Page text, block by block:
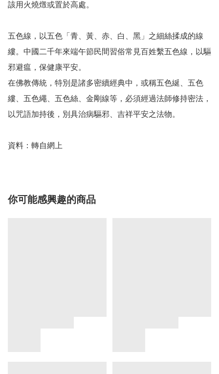
該用火燒燬或置於高處。
五色線，以五色「青、黃、赤、白、黑」之細絲揉成的線
縷。中國二千年來端午節民間習俗常見百姓繫五色線，以驅
邪避瘟，保健康平安。
在佛教傳統，特別是諸多密續經典中，或稱五色綖、五色
縷、五色繩、五色絲、金剛線等，必須經過法師修持密法，
以咒語加持後，別具治病驅邪、吉祥平安之法物。
你可能感興趣的商品